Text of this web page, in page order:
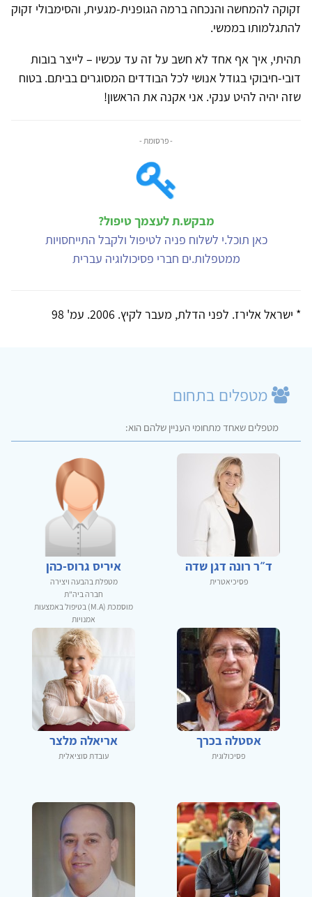
זקוקה להמחשה והנכחה ברמה הגופנית-מגעית, והסימבולי זקוק
להתגלמותו בממשי.
תהיתי, איך אף אחד לא חשב על זה עד עכשיו – לייצר בובות
דובי-חיבוקי בגודל אנושי לכל הבודדים המסוגרים בביתם. בטוח
שזה יהיה להיט ענקי. אני אקנה את הראשון!
- פרסומת -
מבקש.ת לעצמך טיפול?
כאן תוכל.י לשלוח פניה לטיפול ולקבל התייחסויות
ממטפלות.ים חברי פסיכולוגיה עברית
* ישראל אלירז. לפני הדלת, מעבר לקיץ. 2006. עמ' 98
מטפלים בתחום
מטפלים שאחד מתחומי העניין שלהם הוא:
ד״ר רונה דגן שדה
פסיכיאטרית
איריס גרוס-כהן
מטפלת בהבעה ויצירה
חברה ביה"ת
מוסמכת (M.A) בטיפול באמצעות
אמנויות
אסטלה בכרך
פסיכולוגית
אריאלה מלצר
עובדת סוציאלית